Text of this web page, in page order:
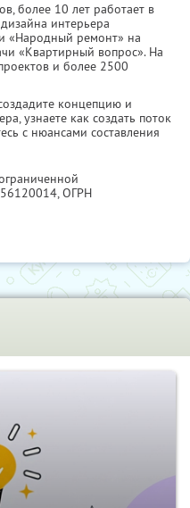
более 10 лет работает в
интерьера
«Народный ремонт» на
«Квартирный вопрос». На
и более 2500
концепцию и
узнаете как создать поток
с нюансами составления
, ОГРН